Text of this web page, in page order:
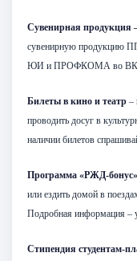
Сувенирная продукция
сувенирную продукцию
ЮИ и ПРОФКОМА во
Билеты в кино и театр –
проводить досуг в
наличии билетов
Программа «РЖД-
или ездить домой в
Подробная информация –
Стипендия студентам-